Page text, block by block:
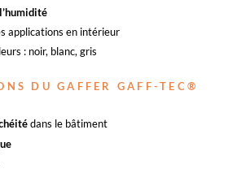
applications en intérieur
: noir, blanc, gris
DU GAFFER GAFF-TEC®
dans le bâtiment